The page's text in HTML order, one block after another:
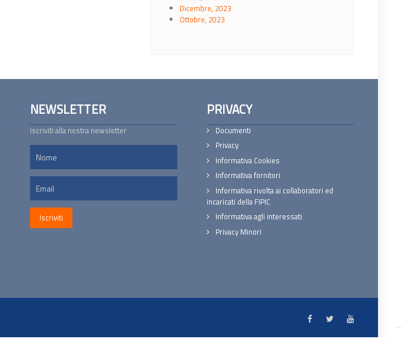
Dicembre, 2023
Ottobre, 2023
NEWSLETTER
Iscriviti alla nostra newsletter
PRIVACY
Documenti
Privacy
Informativa Cookies
Informativa fornitori
Informativa rivolta ai collaboratori ed
incaricati della FIPIC
Informativa agli interessati
Privacy Minori